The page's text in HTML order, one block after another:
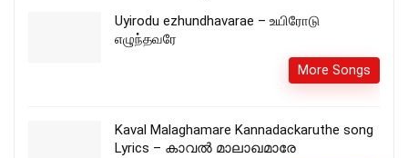
Uyirodu ezhundhavarae – உயிரோடு
எழுந்தவரே
More Songs
Kaval Malaghamare Kannadackaruthe song
Lyrics – കാവല്‍ മാലാഖമാരേ